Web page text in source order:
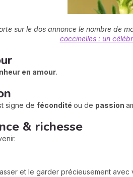
sur le dos annonce le nombre de
coccinelles : un
en amour.
signe de fécondité ou de passion
& richesse
et le garder précieusement avec